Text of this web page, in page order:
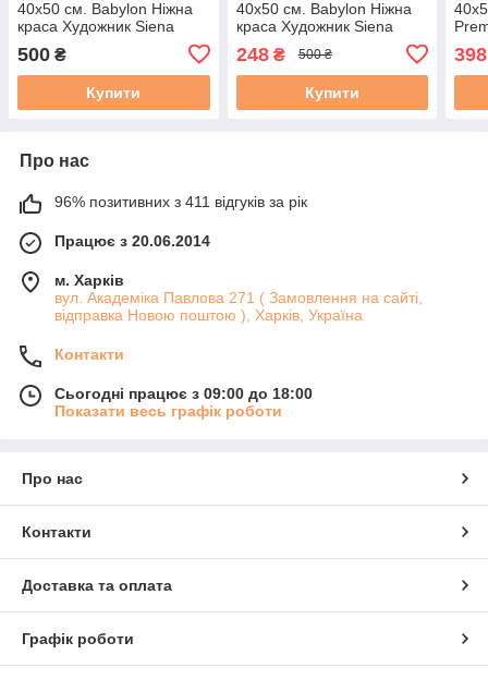
40х50 см. Babylon Ніжна
краса Художник Siena
500 ₴
Купити
40х50 см. Babylon Ніжна
краса Художник Siena
248₴ 500 ₴
Купити
398
Про нас
96% позитивних з 411 відгуків за рік
Працює з 20.06.2014
м. Харків
вул. Академіка Павлова 271 ( Замовлення на сайті,
відправка Новою поштою ), Харків, Україна
Контакти
Сьогодні працює з 09:00 до 18:00
Показати весь графік роботи
Про нас
Контакти
Доставка та оплата
Графік роботи